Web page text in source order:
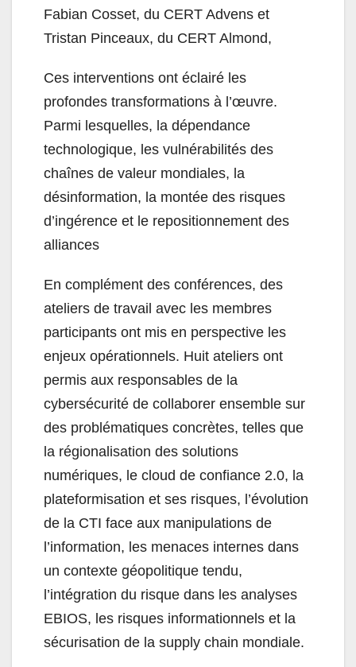
Fabian Cosset, du CERT Advens et
Tristan Pinceaux, du CERT Almond,
Ces interventions ont éclairé les
profondes transformations à l’œuvre.
Parmi lesquelles, la dépendance
technologique, les vulnérabilités des
chaînes de valeur mondiales, la
désinformation, la montée des risques
d’ingérence et le repositionnement des
alliances
En complément des conférences, des
ateliers de travail avec les membres
participants ont mis en perspective les
enjeux opérationnels. Huit ateliers ont
permis aux responsables de la
cybersécurité de collaborer ensemble sur
des problématiques concrètes, telles que
la régionalisation des solutions
numériques, le cloud de confiance 2.0, la
plateformisation et ses risques, l’évolution
de la CTI face aux manipulations de
l’information, les menaces internes dans
un contexte géopolitique tendu,
l’intégration du risque dans les analyses
EBIOS, les risques informationnels et la
sécurisation de la supply chain mondiale.